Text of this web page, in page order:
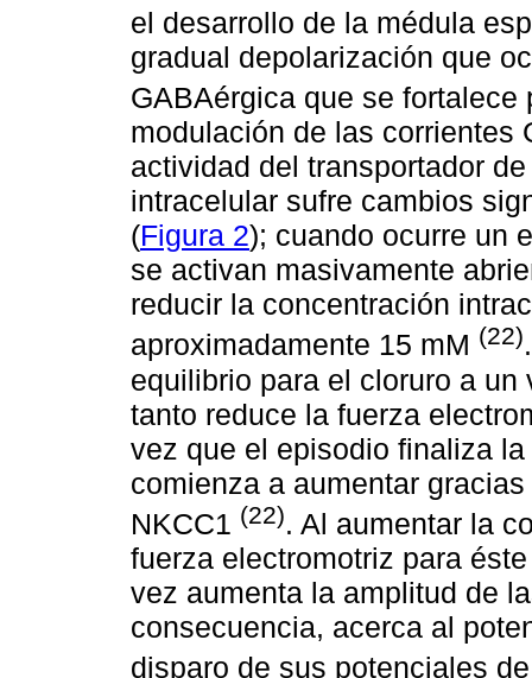
el desarrollo de la médula
gradual depolarización que
GABAérgica que se
modulación de las corrientes
actividad del transportador
intracelular sufre cambios
(Figura 2); cuando ocurre un
se activan masivamente
reducir la concentración
aproximadamente 15 mM (22)
equilibrio para el cloruro a
tanto reduce la fuerza
vez que el episodio finaliza
comienza a aumentar
NKCC1 (22). Al aumentar la
fuerza electromotriz para
vez aumenta la amplitud de
consecuencia, acerca al
disparo de sus potenciales